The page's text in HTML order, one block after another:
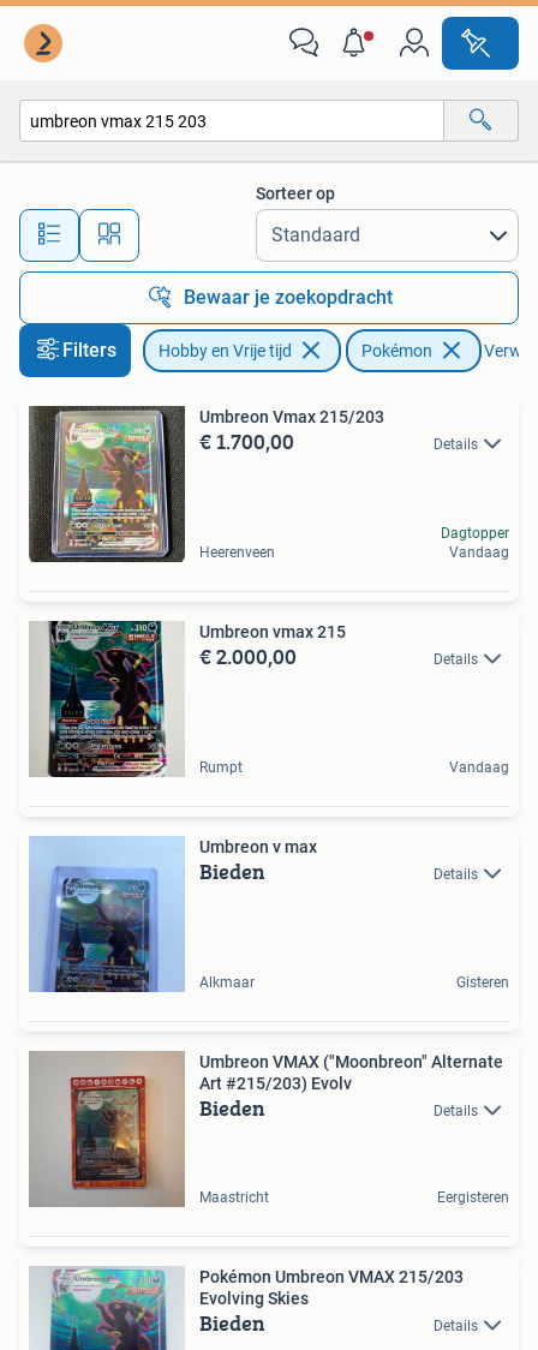
Alle afstanden…
Sorteer op
Bewaar je zoekopdracht
Filters Hobby en Vrije tijd Pokémon
Umbreon Vmax 215/203
€ 1.700,00 Details
Heerenveen
Dagtopper
Vandaag
Umbreon vmax 215
€ 2.000,00 Details
Rumpt Vandaag
Umbreon v max
Bieden Details
Alkmaar Gisteren
Umbreon VMAX ("Moonbreon" Alternate
Art #215/203) Evolv
Bieden Details
Maastricht Eergisteren
Pokémon Umbreon VMAX 215/203
Evolving Skies
Bieden Details